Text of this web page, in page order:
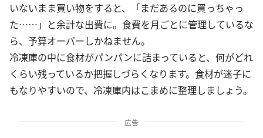
いないまま買い物をすると、「まだあるのに買っちゃっ
た……」と余計な出費に。食費を月ごとに管理しているな
ら、予算オーバーしかねません。
冷凍庫の中に食材がパンパンに詰まっていると、何がどれ
くらい残っているか把握しづらくなります。食材が迷子に
もなりやすいので、冷凍庫内はこまめに整理しましょう。
広告